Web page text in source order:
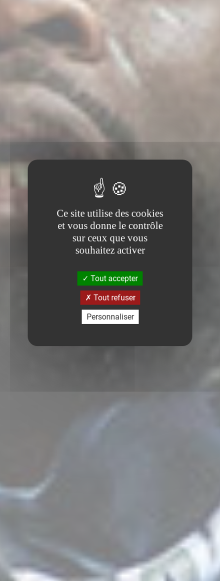
Ce site utilise des cookies
et vous donne le contrôle
sur ceux que vous
souhaitez activer
Tout accepter
Tout refuser
Personnaliser